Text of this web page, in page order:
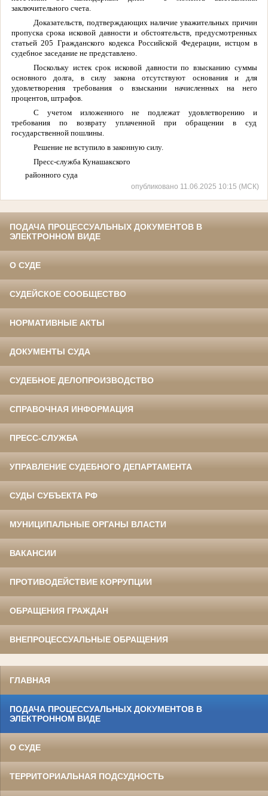
заключительного счета.
Доказательств, подтверждающих наличие уважительных причин
пропуска срока исковой давности и обстоятельств, предусмотренных
статьей 205 Гражданского кодекса Российской Федерации, истцом в
судебное заседание не представлено.
Поскольку истек срок исковой давности по взысканию суммы
основного долга, в силу закона отсутствуют основания и для
удовлетворения требования о взыскании начисленных на него
процентов, штрафов.
С учетом изложенного не подлежат удовлетворению и
требования по возврату уплаченной при обращении в суд
государственной пошлины.
Решение не вступило в законную силу.
Пресс-служба Кунашакского
районного суда
опубликовано 11.06.2025 10:15 (МСК)
ПОДАЧА ПРОЦЕССУАЛЬНЫХ ДОКУМЕНТОВ В
ЭЛЕКТРОННОМ ВИДЕ
О СУДЕ
СУДЕЙСКОЕ СООБЩЕСТВО
НОРМАТИВНЫЕ АКТЫ
ДОКУМЕНТЫ СУДА
СУДЕБНОЕ ДЕЛОПРОИЗВОДСТВО
СПРАВОЧНАЯ ИНФОРМАЦИЯ
ПРЕСС-СЛУЖБА
УПРАВЛЕНИЕ СУДЕБНОГО ДЕПАРТАМЕНТА
СУДЫ СУБЪЕКТА РФ
МУНИЦИПАЛЬНЫЕ ОРГАНЫ ВЛАСТИ
ВАКАНСИИ
ПРОТИВОДЕЙСТВИЕ КОРРУПЦИИ
ОБРАЩЕНИЯ ГРАЖДАН
ВНЕПРОЦЕССУАЛЬНЫЕ ОБРАЩЕНИЯ
ГЛАВНАЯ
ПОДАЧА ПРОЦЕССУАЛЬНЫХ ДОКУМЕНТОВ В
ЭЛЕКТРОННОМ ВИДЕ
О СУДЕ
ТЕРРИТОРИАЛЬНАЯ ПОДСУДНОСТЬ